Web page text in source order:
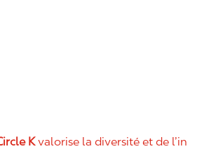
Kvalorise la diversité et de l’in